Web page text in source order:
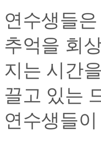
연수생들
추억을 회
지는 시간
끌고 있는
연수생들